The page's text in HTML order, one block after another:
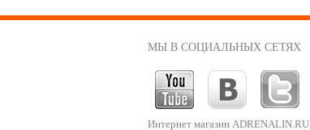
МЫ В СОЦИАЛЬНЫХ СЕТЯХ
Интернет магазин ADRENALIN.RU